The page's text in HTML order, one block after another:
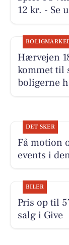
12 kr. - Se
Hærvejen
kommet til
boligerne
DET SKER
Få motion
events i
BILER
Pris op til
salg i Give